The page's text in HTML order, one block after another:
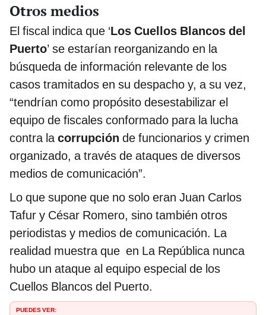
Otros medios
El fiscal indica que ‘Los Cuellos Blancos del
Puerto’ se estarían reorganizando en la
búsqueda de información relevante de los
casos tramitados en su despacho y, a su vez,
“tendrían como propósito desestabilizar el
equipo de fiscales conformado para la lucha
contra lacorrupción de funcionarios y crimen
organizado, a través de ataques de diversos
medios de comunicación”.
Lo que supone que no solo eran Juan Carlos
Tafur y César Romero, sino también otros
periodistas y medios de comunicación. La
realidad muestra que en La República nunca
hubo un ataque al equipo especial de los
Cuellos Blancos del Puerto.
PUEDES VER: